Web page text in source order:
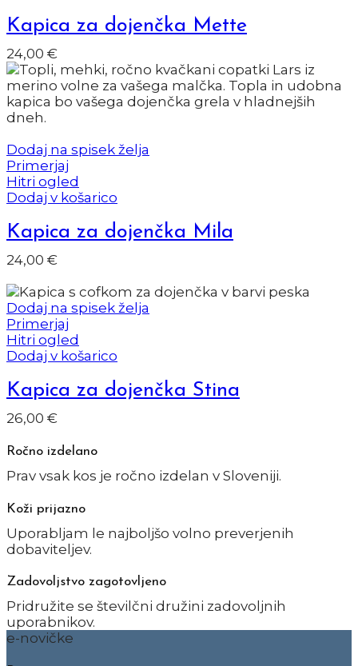
Kapica za dojenčka Mette
24,00 €
Dodaj na spisek želja
Primerjaj
Hitri ogled
Dodaj v košarico
Kapica za dojenčka Mila
24,00 €
Dodaj na spisek želja
Primerjaj
Hitri ogled
Dodaj v košarico
Kapica za dojenčka Stina
26,00 €
Ročno izdelano
Prav vsak kos je ročno izdelan v Sloveniji.
Koži prijazno
Uporabljam le najboljšo volno preverjenih
dobaviteljev.
Zadovoljstvo zagotovljeno
Pridružite se številčni družini zadovoljnih
uporabnikov.
e-novičke